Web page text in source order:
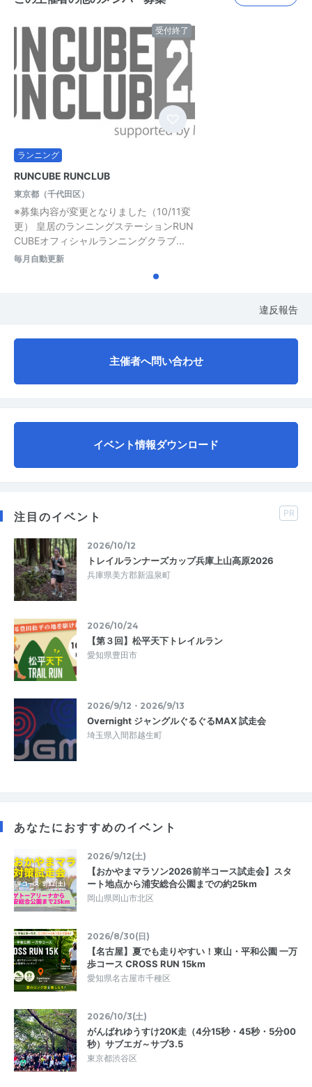
受付終了
ランニング
RUNCUBE RUNCLUB
東京都（千代田区）
※募集内容が変更となりました（10/11変
更） 皇居のランニングステーションRUN
CUBEオフィシャルランニングクラブ...
毎月自動更新
違反報告
主催者へ問い合わせ
イベント情報ダウンロード
注目のイベント PR
2026/10/12
トレイルランナーズカップ兵庫上山高原2026
兵庫県美方郡新温泉町
2026/10/24
【第３回】松平天下トレイルラン
愛知県豊田市
2026/9/12・2026/9/13
Overnight ジャングルぐるぐるMAX 試走会
埼玉県入間郡越生町
あなたにおすすめのイベント
2026/9/12(土)
【おかやまマラソン2026前半コース試走会】スタ
ート地点から浦安総合公園までの約25km
岡山県岡山市北区
2026/8/30(日)
【名古屋】夏でも走りやすい！東山・平和公園 一万
歩コース CROSS RUN 15km
愛知県名古屋市千種区
2026/10/3(土)
がんばれゆうすけ20K走（4分15秒・45秒・5分00
秒）サブエガ～サブ3.5
東京都渋谷区